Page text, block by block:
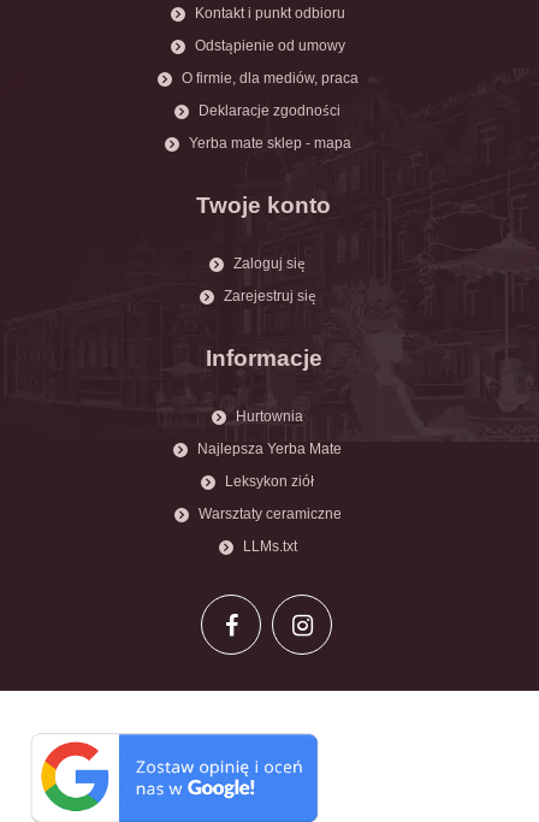
Kontakt i punkt odbioru
Odstąpienie od umowy
O firmie, dla mediów, praca
Deklaracje zgodności
Yerba mate sklep - mapa
Twoje konto
Zaloguj się
Zarejestruj się
Informacje
Hurtownia
Najlepsza Yerba Mate
Leksykon ziół
Warsztaty ceramiczne
LLMs.txt